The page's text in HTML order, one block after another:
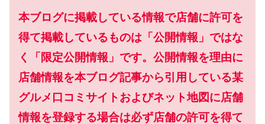
本ブログに掲載している情報で店舗に許可を
得て掲載しているものは「公開情報」ではな
く「限定公開情報」です。公開情報を理由に
店舗情報を本ブログ記事から引用している某
グルメ口コミサイトおよびネット地図に店舗
情報を登録する場合は必ず店舗の許可を得て